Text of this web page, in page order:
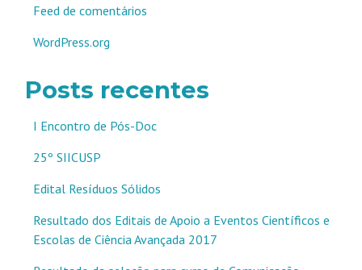
Feed de comentários
WordPress.org
Posts recentes
I Encontro de Pós-Doc
25º SIICUSP
Edital Resíduos Sólidos
Resultado dos Editais de Apoio a Eventos Científicos e
Escolas de Ciência Avançada 2017